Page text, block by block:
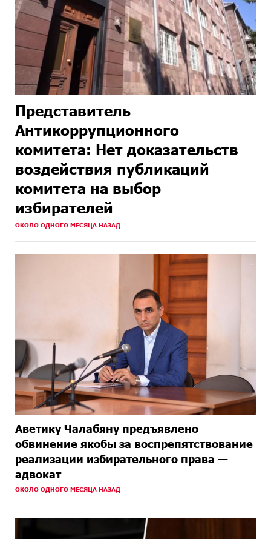
Представитель
Антикоррупционного
комитета: Нет доказательств
воздействия публикаций
комитета на выбор
избирателей
ОКОЛО ОДНОГО МЕСЯЦА НАЗАД
Аветику Чалабяну предъявлено
обвинение якобы за воспрепятствование
реализации избирательного права —
адвокат
ОКОЛО ОДНОГО МЕСЯЦА НАЗАД